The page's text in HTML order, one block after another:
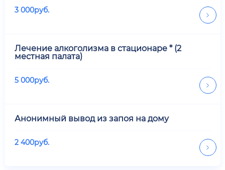
3 000руб.
Лечение алкоголизма в стационаре * (2
местная палата)
5 000руб.
Анонимный вывод из запоя на дому
2 400руб.